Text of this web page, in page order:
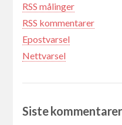
RSS målinger
RSS kommentarer
Epostvarsel
Nettvarsel
Siste kommentarer